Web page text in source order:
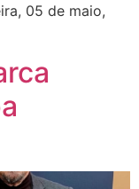
05 de maio,